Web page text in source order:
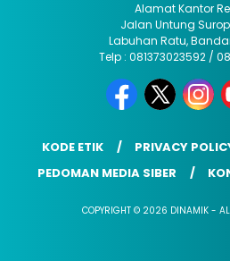
Alamat Kantor
Jalan Untung
Labuhan Ratu,
Telp : 081373023592 /
KODE ETIK PRIVACY
PEDOMAN MEDIA SIBER
COPYRIGHT © 2026 DINAMIK -